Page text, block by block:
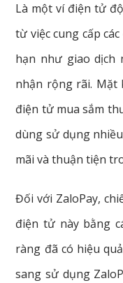
Là một ví điện tử
từ việc cung cấp
hạn như giao dịch
nhận rộng rãi. Mặt
điện tử mua sắm
dùng sử dụng
mãi và thuận tiện
Đối với ZaloPay,
điện tử này bằng
ràng đã có hiệu
sang sử dụng